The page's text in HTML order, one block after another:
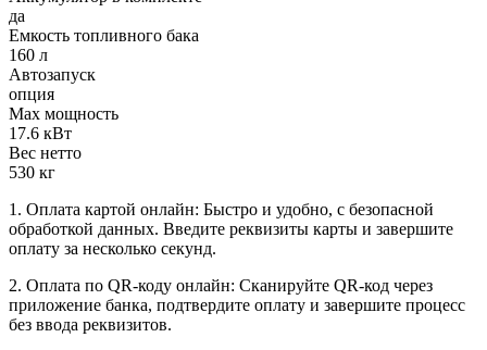
да
Емкость топливного бака
160 л
Автозапуск
опция
Max мощность
17.6 кВт
Вес нетто
530 кг
1. Оплата картой онлайн: Быстро и удобно, с безопасной
обработкой данных. Введите реквизиты карты и завершите
оплату за несколько секунд.
2. Оплата по QR-коду онлайн: Сканируйте QR-код через
приложение банка, подтвердите оплату и завершите процесс
без ввода реквизитов.